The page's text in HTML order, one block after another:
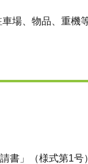
場、物品、重機
書」（様式第1